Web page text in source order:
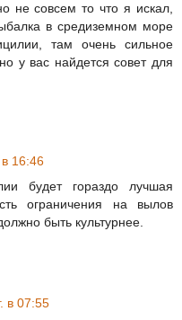
не совсем то что я искал,
в средиземном море
там очень сильное
у вас найдется совет для
в 16:46
будет гораздо лучшая
ограничения на вылов
быть культурнее.
в 07:55